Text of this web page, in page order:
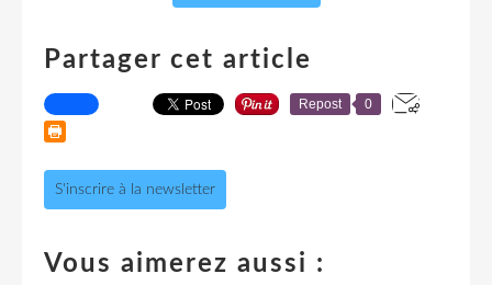
Partager cet article
Repost 0
S'inscrire à la newsletter
Vous aimerez aussi :